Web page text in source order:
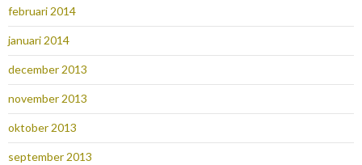
februari 2014
januari 2014
december 2013
november 2013
oktober 2013
september 2013